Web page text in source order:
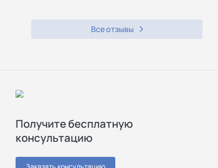
Все отзывы
Получите бесплатную
консультацию